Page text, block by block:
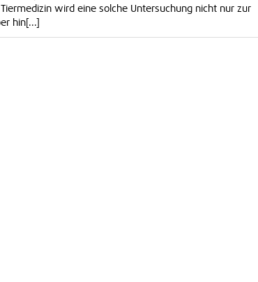
wird eine solche Untersuchung nicht nur zur
hin[...]